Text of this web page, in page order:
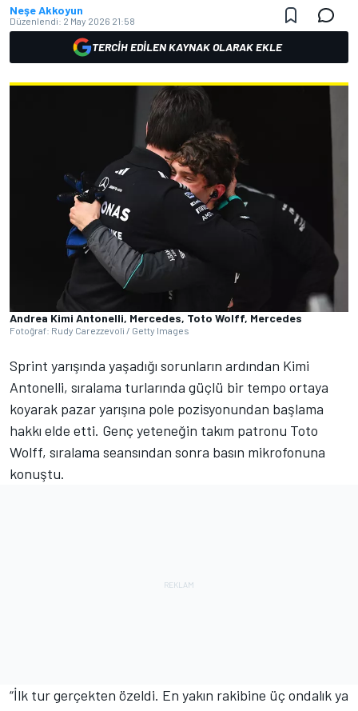
Neşe Akkoyun
Düzenlendi: 2 May 2026 21:58
TERCIH EDILEN KAYNAK OLARAK EKLE
Andrea Kimi Antonelli, Mercedes, Toto Wolff, Mercedes
Fotoğraf: Rudy Carezzevoli / Getty Images
Sprint yarışında yaşadığı sorunların ardından Kimi
Antonelli, sıralama turlarında güçlü bir tempo ortaya
koyarak pazar yarışına pole pozisyonundan başlama
hakkı elde etti. Genç yeteneğin takım patronu Toto
Wolff, sıralama seansından sonra basın mikrofonuna
konuştu.
“İlk tur gerçekten özeldi. En yakın rakibine üç ondalık ya